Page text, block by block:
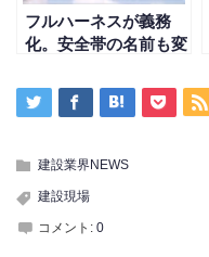
フルハーネスが義務
化。安全帯の名前も変
建設業界NEWS
建設現場
コメント: 0